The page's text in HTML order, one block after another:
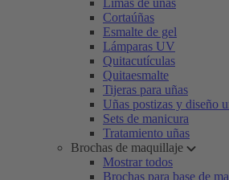
Limas de uñas
Cortaúñas
Esmalte de gel
Lámparas UV
Quitacutículas
Quitaesmalte
Tijeras para uñas
Uñas postizas y diseño
Sets de manicura
Tratamiento uñas
Brochas de maquillaje
Mostrar todos
Brochas para base de